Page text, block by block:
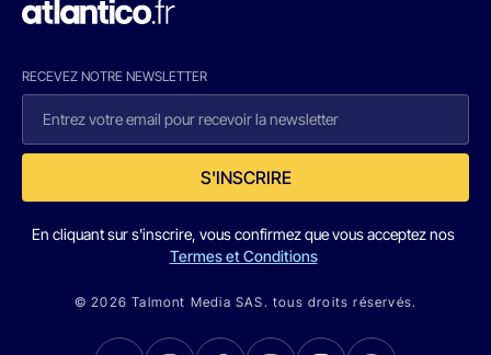
RECEVEZ NOTRE NEWSLETTER
S'INSCRIRE
En cliquant sur s'inscrire, vous confirmez que vous acceptez nos
Termes et Conditions
© 2026 Talmont Media SAS. tous droits réservés.